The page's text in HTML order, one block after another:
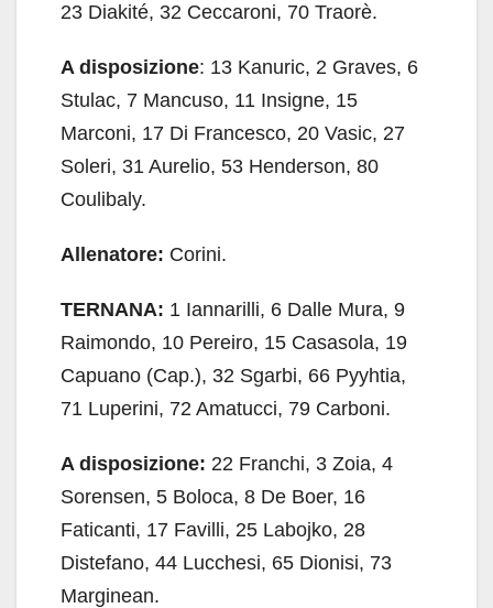
23 Diakité, 32 Ceccaroni, 70 Traorè.
A disposizione: 13 Kanuric, 2 Graves, 6
Stulac, 7 Mancuso, 11 Insigne, 15
Marconi, 17 Di Francesco, 20 Vasic, 27
Soleri, 31 Aurelio, 53 Henderson, 80
Coulibaly.
Allenatore: Corini.
TERNANA: 1 Iannarilli, 6 Dalle Mura, 9
Raimondo, 10 Pereiro, 15 Casasola, 19
Capuano (Cap.), 32 Sgarbi, 66 Pyyhtia,
71 Luperini, 72 Amatucci, 79 Carboni.
A disposizione: 22 Franchi, 3 Zoia, 4
Sorensen, 5 Boloca, 8 De Boer, 16
Faticanti, 17 Favilli, 25 Labojko, 28
Distefano, 44 Lucchesi, 65 Dionisi, 73
Marginean.